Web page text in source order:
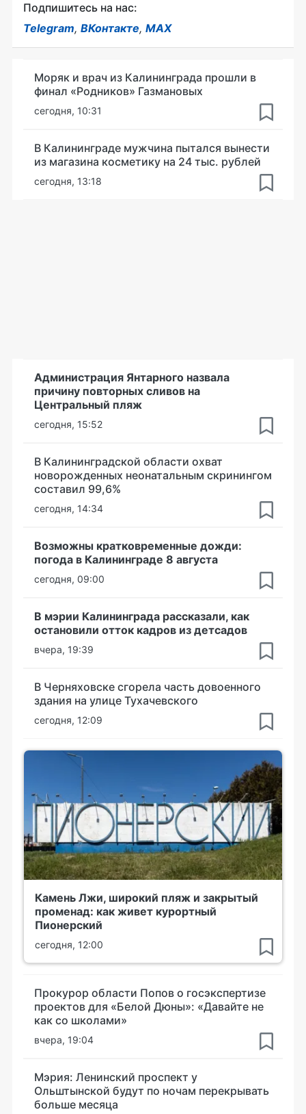
Подпишитесь на нас:
Telegram, ВКонтакте, MAX
Моряк и врач из Калининграда прошли в
финал «Родников» Газмановых
сегодня, 10:31
В Калининграде мужчина пытался вынести
из магазина косметику на 24 тыс. рублей
сегодня, 13:18
Администрация Янтарного назвала
причину повторных сливов на
Центральный пляж
сегодня, 15:52
В Калининградской области охват
новорожденных неонатальным скринингом
составил 99,6%
сегодня, 14:34
Возможны кратковременные дожди:
погода в Калининграде 8 августа
сегодня, 09:00
В мэрии Калининграда рассказали, как
остановили отток кадров из детсадов
вчера, 19:39
В Черняховске сгорела часть довоенного
здания на улице Тухачевского
сегодня, 12:09
Камень Лжи, широкий пляж и закрытый
променад: как живет курортный
Пионерский
сегодня, 12:00
Прокурор области Попов о госэкспертизе
проектов для «Белой Дюны»: «Давайте не
как со школами»
вчера, 19:04
Мэрия: Ленинский проспект у
Ольштынской будут по ночам перекрывать
больше месяца